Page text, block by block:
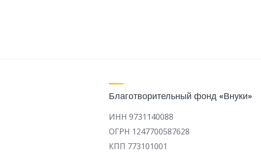
Благотворительный фонд «Внуки»
ИНН 9731140088
ОГРН 1247700587628
КПП 773101001